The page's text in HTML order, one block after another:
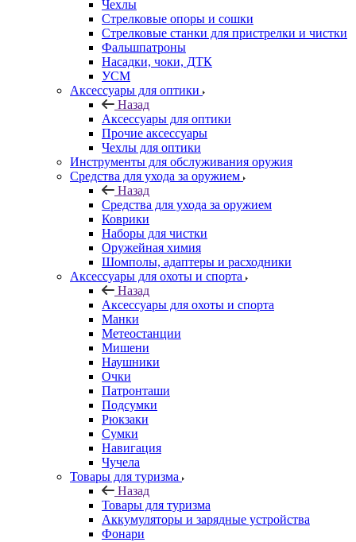
Чехлы
Стрелковые опоры и сошки
Стрелковые станки для пристрелки и чистки
Фальшпатроны
Насадки, чоки, ДТК
УСМ
Аксессуары для оптики
Назад
Аксессуары для оптики
Прочие аксессуары
Чехлы для оптики
Инструменты для обслуживания оружия
Средства для ухода за оружием
Назад
Средства для ухода за оружием
Коврики
Наборы для чистки
Оружейная химия
Шомполы, адаптеры и расходники
Аксессуары для охоты и спорта
Назад
Аксессуары для охоты и спорта
Манки
Метеостанции
Мишени
Наушники
Очки
Патронташи
Подсумки
Рюкзаки
Сумки
Навигация
Чучела
Товары для туризма
Назад
Товары для туризма
Аккумуляторы и зарядные устройства
Фонари